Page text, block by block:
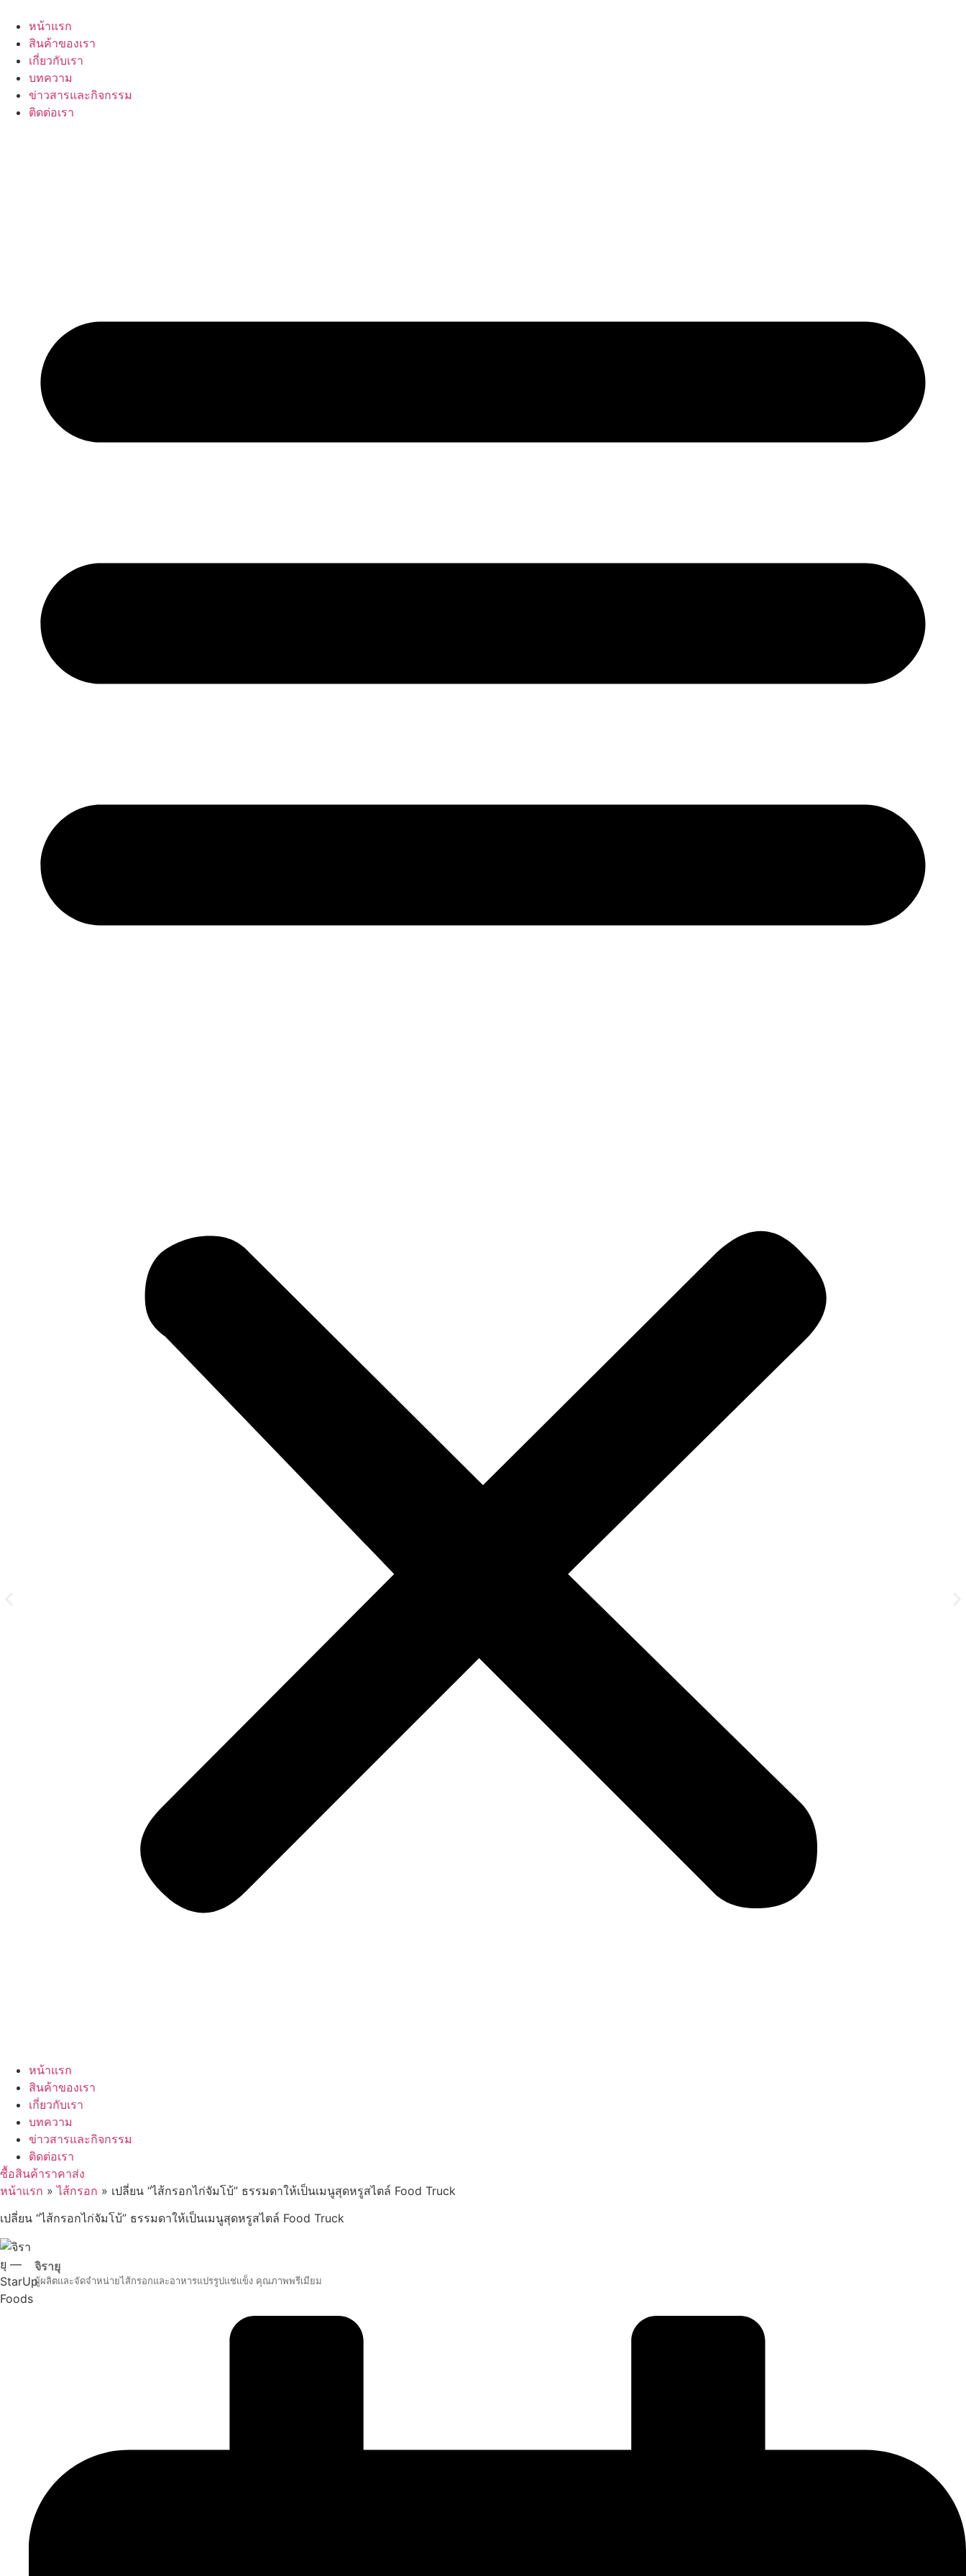
content
หน้าแรก
สินค้าของเรา
เกี่ยวกับเรา
บทความ
ข่าวสารและกิจกรรม
ติดต่อเรา
หน้าแรก
สินค้าของเรา
เกี่ยวกับเรา
บทความ
ข่าวสารและกิจกรรม
ติดต่อเรา
ซื้อสินค้าราคาส่ง
หน้าแรก »ไส้กรอก » เปลี่ยน “ไส้กรอกไก่จัมโบ้” ธรรมดาให้เป็นเมนูสุดหรูสไตล์ Food Truck
เปลี่ยน “ไส้กรอกไก่จัมโบ้” ธรรมดาให้เป็นเมนูสุดหรูสไตล์ Food Truck
จิรายุ
ผู้ผลิตและจัดจำหน่ายไส้กรอกและอาหารแปรรูปแช่แข็ง คุณภาพพรีเมียม